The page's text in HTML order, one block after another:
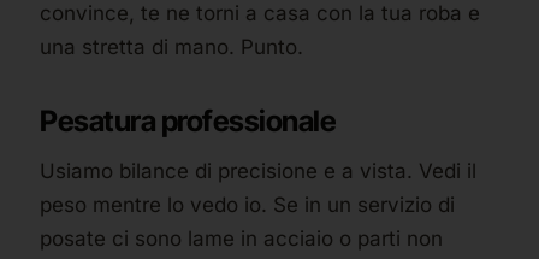
convince, te ne torni a casa con la tua roba e
una stretta di mano. Punto.
Pesatura professionale
Usiamo bilance di precisione e a vista. Vedi il
peso mentre lo vedo io. Se in un servizio di
posate ci sono lame in acciaio o parti non